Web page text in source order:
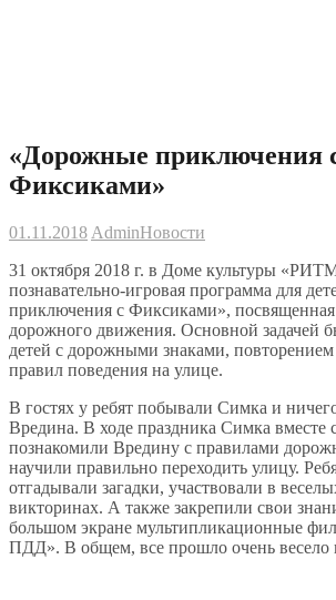
«Дорожные приключения
Фиксиками»
01.11.2018 AdminНовости
31 октября 2018 г. в Доме культуры
познавательно-игровая программа для
приключения с Фиксиками»,
дорожного движения. Основной задачей
детей с дорожными знаками,
правил поведения на улице.
В гостях у ребят побывали Симка и
Вредина. В ходе праздника Симка вместе
познакомили Вредину с правилами
научили правильно переходить улицу.
отгадывали загадки, участвовали в
викторинах. А также закрепили свои
большом экране мультипликационные
ПДД». В общем, все прошло очень весело